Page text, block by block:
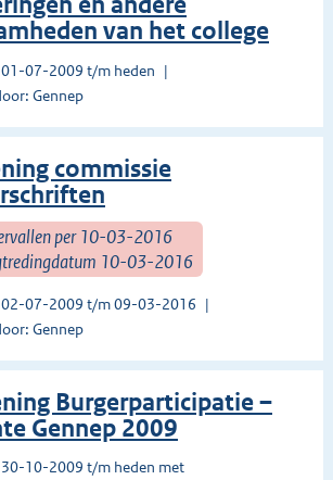
van het college
01-07-2009 t/m heden
Gennep
commissie
per 10-03-2016
10-03-2016
02-07-2009 t/m 09-03-2016
Gennep
Burgerparticipatie –
Gennep 2009
30-10-2009 t/m heden met